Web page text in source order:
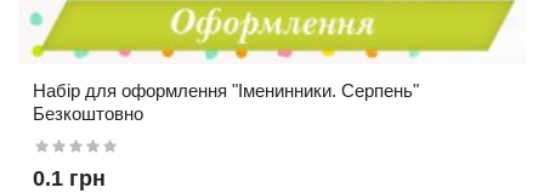
Набір для оформлення "Іменинники. Серпень"
Безкоштовно
0.1 грн